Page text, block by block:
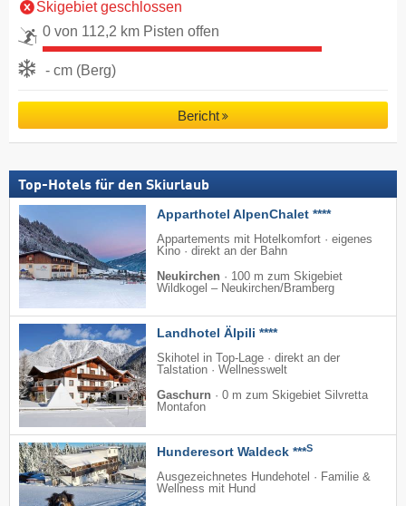
Skigebiet geschlossen
0 von 112,2 km Pisten offen
- cm (Berg)
Bericht
Top-Hotels für den Skiurlaub
Apparthotel AlpenChalet ****
Appartements mit Hotelkomfort · eigenes
Kino · direkt an der Bahn
Neukirchen · 100 m zum Skigebiet
Wildkogel – Neukirchen/​Bramberg
Landhotel Älpili ****
Skihotel in Top-Lage · direkt an der
Talstation · Wellnesswelt
Gaschurn · 0 m zum Skigebiet Silvretta
Montafon
Hunderesort Waldeck ***S
Ausgezeichnetes Hundehotel · Familie &
Wellness mit Hund